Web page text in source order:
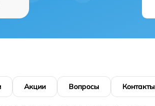
Акции Вопросы Контакты